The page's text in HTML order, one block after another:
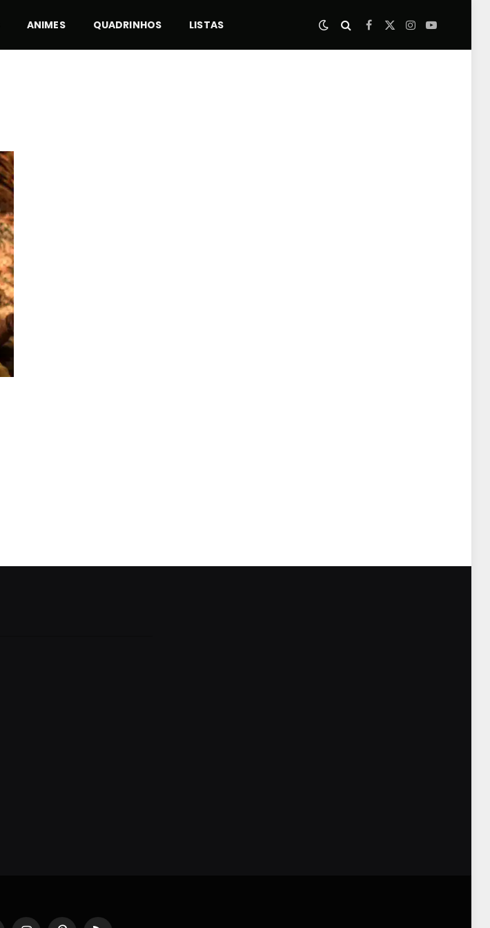
ANIMES QUADRINHOS LISTAS Facebook
X
Instagram
YouTube